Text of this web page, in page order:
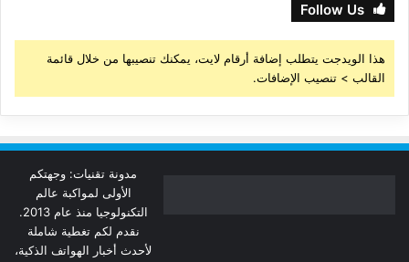
Follow Us
هذا الويدجت يتطلب إضافة أرقام لايت، يمكنك تنصيبها من خلال قائمة
القالب > تنصيب الإضافات.
مدونة تقنيات: وجهتكم
الأولى لمواكبة عالم
التكنولوجيا منذ عام 2013.
نقدم لكم تغطية شاملة
لأحدث أخبار الهواتف الذكية،